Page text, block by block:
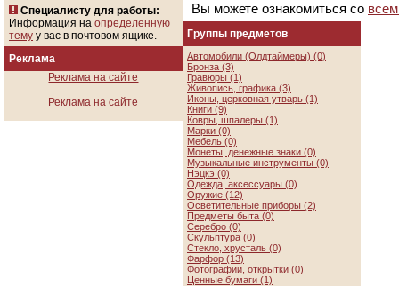
Специалисту для работы:
Информация на определенную
тему у вас в почтовом ящике.
Реклама
Реклама на сайте
Реклама на сайте
Вы можете ознакомиться со
Группы предметов
Автомобили (Олдтаймеры) (0)
Бронза (3)
Гравюры (1)
Живопись, графика (3)
Иконы, церковная утварь (1)
Книги (9)
Ковры, шпалеры (1)
Марки (0)
Мебель (0)
Монеты, денежные знаки (0)
Музыкальные инструменты (0)
Нэцкэ (0)
Одежда, аксессуары (0)
Оружие (12)
Осветительные приборы (2)
Предметы быта (0)
Серебро (0)
Скульптура (0)
Стекло, хрусталь (0)
Фарфор (13)
Фотографии, открытки (0)
Ценные бумаги (1)